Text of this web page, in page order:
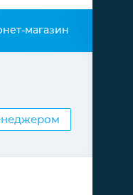
магазин